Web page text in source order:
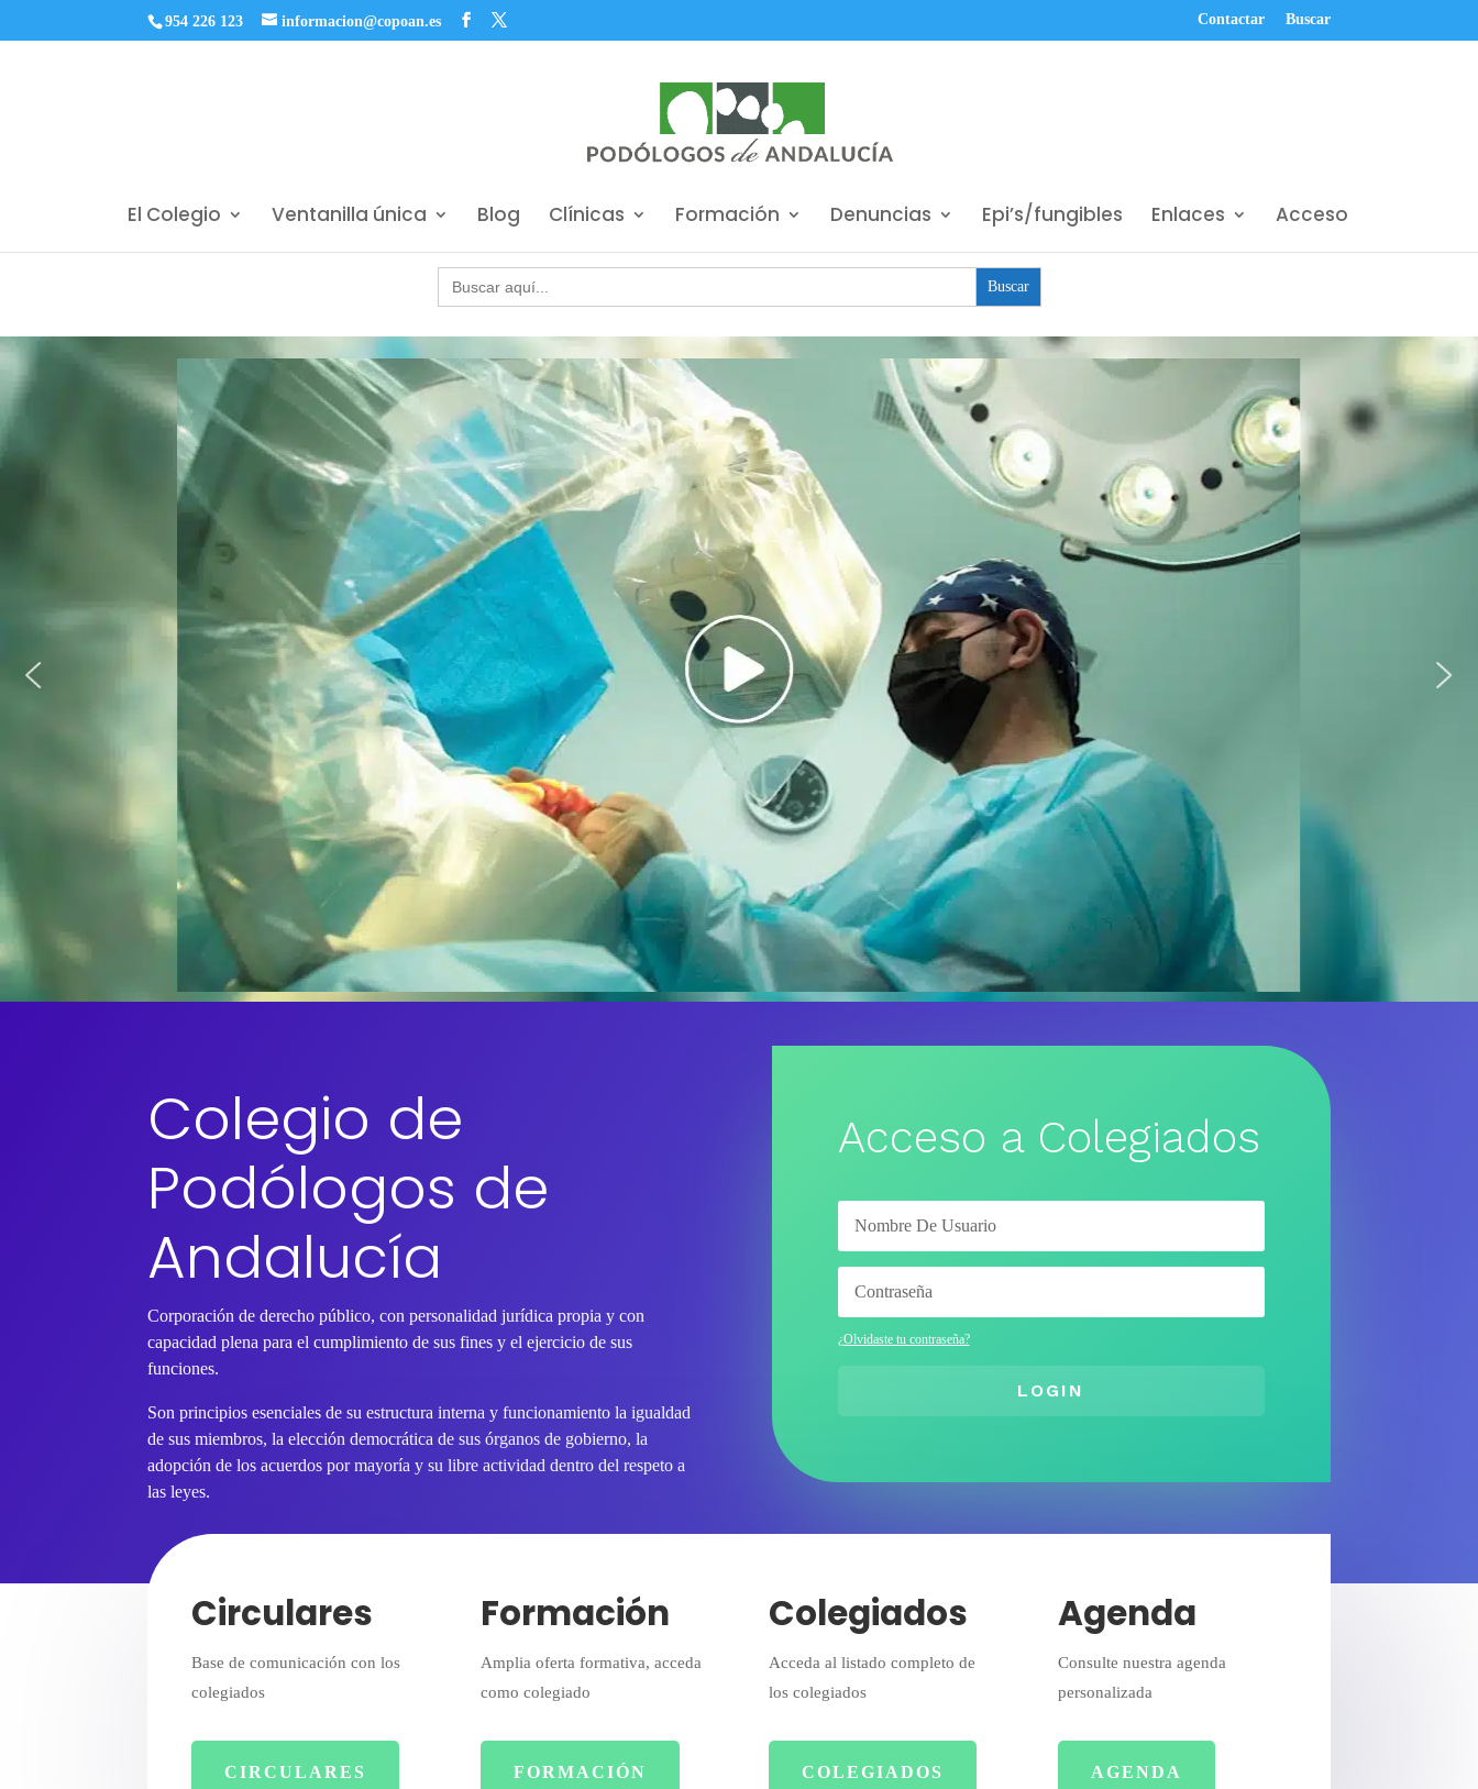
954 226 123 informacion@copoan.es Contactar Buscar
El Colegio Ventanilla única Blog Clínicas Formación Denuncias Epi’s/fungibles Enlaces Acceso
Buscar:
Colegio de
Podólogos de
Andalucía
Corporación de derecho público, con personalidad jurídica propia y con
capacidad plena para el cumplimiento de sus fines y el ejercicio de sus
funciones.
Son principios esenciales de su estructura interna y funcionamiento la igualdad
de sus miembros, la elección democrática de sus órganos de gobierno, la
adopción de los acuerdos por mayoría y su libre actividad dentro del respeto a
las leyes.
Acceso a Colegiados
¿Olvidaste tu contraseña?
LOGIN
Circulares
Base de comunicación con los
colegiados
CIRCULARES
Formación
Amplia oferta formativa, acceda
como colegiado
FORMACIÓN
Colegiados
Acceda al listado completo de
los colegiados
COLEGIADOS
Agenda
Consulte nuestra agenda
personalizada
AGENDA